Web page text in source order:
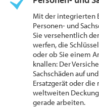
Mit der integrierten
Personen- und
Sie versehentlich
werfen, die
oder ob Sie einem
knallen: Der
Sachschäden auf
Ersatzgerät oder
weltweiten Deckung
gerade arbeiten.